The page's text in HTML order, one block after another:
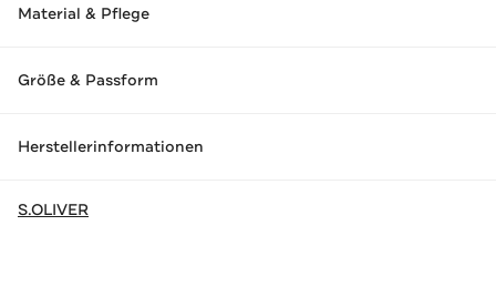
Material & Pflege
Größe & Passform
Herstellerinformationen
S.OLIVER